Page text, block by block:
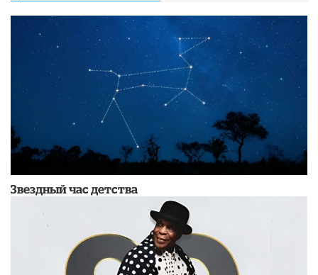
Звездный час детства